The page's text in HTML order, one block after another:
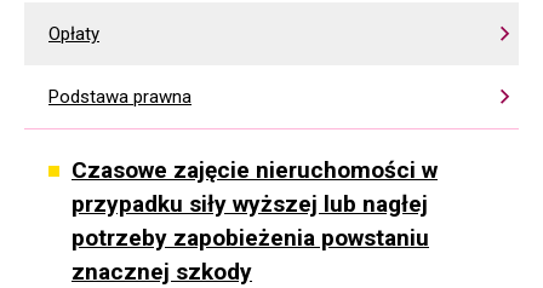
Opłaty
Podstawa prawna
Czasowe zajęcie nieruchomości w
przypadku siły wyższej lub nagłej
potrzeby zapobieżenia powstaniu
znacznej szkody